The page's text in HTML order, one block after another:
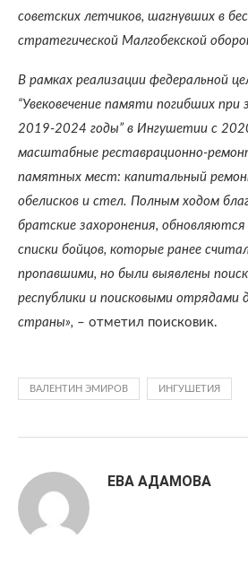
советских летчиков, шагнувших в
стратегической Малгобекской
В рамках реализации федеральной
“Увековечение памяти погибших
2019-2024 годы” в Ингушетии с
масштабные реставрационно-
памятных мест: капитальный
обелисков и стел. Полным ходом
братские захоронения,
списки бойцов, которые ранее
пропавшими, но были выявлены
республики и поисковыми отрядами
страны», – отметил поисковик.
ВАЛЕНТИН ЭМИРОВ ИНГУШЕТИЯ
ЕВА АДАМОВА